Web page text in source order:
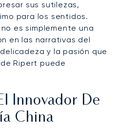
sus sutilezas,
para los sentidos.
no es simplemente una
en las narrativas del
y la pasión que
Ripert puede
Innovador De
China